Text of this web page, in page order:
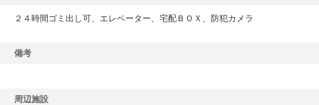
２４時間ゴミ出し可、エレベーター、宅配ＢＯＸ、防犯カメラ
備考
周辺施設